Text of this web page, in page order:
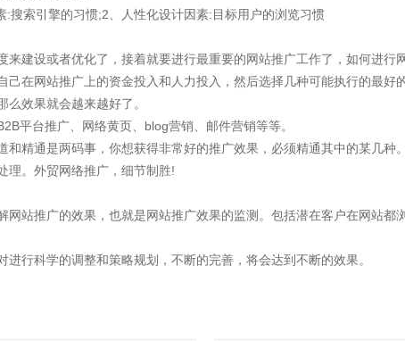
搜索引擎的习惯;2、人性化设计因素:目标用户的浏览习惯
建设或者优化了，接着就要进行最重要的网站推广工作了，如何进行
在网站推广上的资金投入和人力投入，然后选择几种可能执行的最
效果就会越来越好了。
平台推广、网络黄页、blog营销、邮件营销等等。
精通是两码事，你想获得非常好的推广效果，必须精通其中的某几
理。外贸网络推广，细节制胜!
站推广的效果，也就是网站推广效果的监测。包括潜在客户在网站
行科学的调整和策略规划，不断的完善，将会达到不断的效果。
聚焦网络
“让网络营销更简单有效”为使命，深入人工智能自然语言处理、机器学习、数据挖掘
智能自动化营销系统，凭借着上线快、效果好、功能强大、高性价比的特点，成为
走近聚焦